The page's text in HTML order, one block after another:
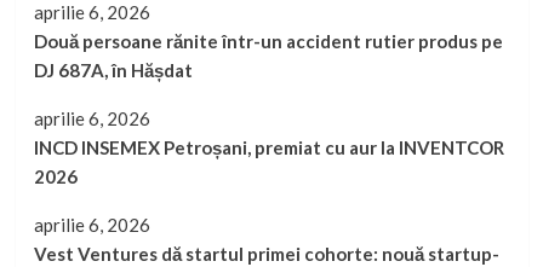
aprilie 6, 2026
Două persoane rănite într-un accident rutier produs pe
DJ 687A, în Hășdat
aprilie 6, 2026
INCD INSEMEX Petroșani, premiat cu aur la INVENTCOR
2026
aprilie 6, 2026
Vest Ventures dă startul primei cohorte: nouă startup-